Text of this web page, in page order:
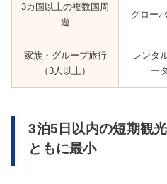
3カ国以上の複数国周
遊
グロー
家族・グループ旅行
（3人以上）
レンタ
ー
3泊5日以内の短期観
ともに最小